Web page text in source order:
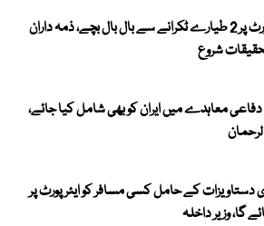
سڈنی ایئرپورٹ پر 2 طیارے ٹکرانے سے بال بال بچے، ذمہ داران
شروع
معاہدے میں ایران کو بھی شامل کیا جائے،
کے حامل کسی مسافر کو ایئرپورٹ پر
گا، وزیر داخلہ